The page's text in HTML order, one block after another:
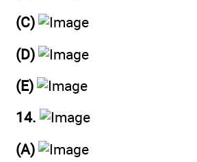
(C)
(D)
(E)
14.
(A)